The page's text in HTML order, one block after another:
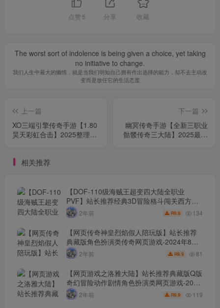
点赞 5 分享 收藏
The worst sort of indolence is being given a choice, yet taking
no initiative to change.
我们人生中最大的懒惰，就是当我们明知自己拥有作出选择的能力，却不去主动改
变而是放任它的生活态度
上一篇
XO三端引擎传奇手游【1.80
昊天彩虹合击】2025整理复
亲测】
下一篇
幽冥传奇手游【全新三职业
骷髅传奇三大陆】2025最新
相关推荐
【DOF-110级海贼王超变四大陆全职业
PVF】站长推荐经典3D冒险格斗闯关西方魔
幻端游-2024年8月8日最新打包Linux服务端
源码视频架设教程-等级补丁-配套完整客户
端！
2年前 R9.9 134
【网页传奇神皇烈焰假人陪玩版】站长推荐
典藏版角色扮演类传奇网页游戏-2024年8月8
日最新打包Wn服务端源码视频架设教程-配套
GM工具！
2年前 R9.9 81
【网页游戏之洛雅大陆】站长推荐典藏版Q版
奇幻冒险动作剧情角色扮演类网页游戏-2024
年8月7日最新打包Wn服务端源码视频架设教
程-微端-GM工具-详细外网教程！
2年前 R9.9 119